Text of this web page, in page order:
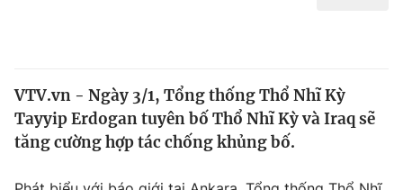
Thế giới
VTV.vn - Ngày 3/1, Tổng thống Thổ Nhĩ Kỳ
Tayyip Erdogan tuyên bố Thổ Nhĩ Kỳ và Iraq sẽ
tăng cường hợp tác chống khủng bố.